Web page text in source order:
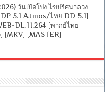
วันเปิดโปง ไขปริศนาลวง
5.1 Atmos/ไทย DD 5.1]-
DL.H.264 [พากย์ไทย
[MKV] [MASTER]